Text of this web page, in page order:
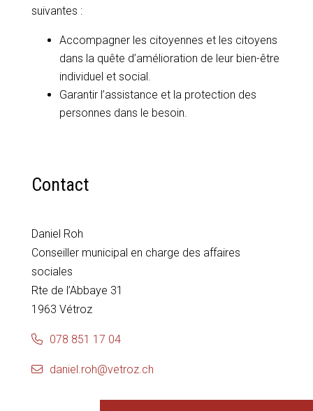
suivantes :
Accompagner les citoyennes et les citoyens
dans la quête d’amélioration de leur bien-être
individuel et social.
Garantir l’assistance et la protection des
personnes dans le besoin.
Contact
Daniel Roh
Conseiller municipal en charge des affaires
sociales
Rte de l’Abbaye 31
1963 Vétroz
078 851 17 04
daniel.roh@vetroz.ch